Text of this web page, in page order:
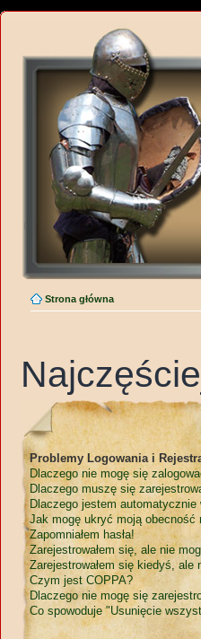
Strona główna
Problemy Logowania i
Dlaczego nie mogę się
Dlaczego muszę się
Dlaczego jestem automatycznie
Jak mogę ukryć moją obecność
Zapomniałem hasła!
Zarejestrowałem się, ale nie
Zarejestrowałem się kiedyś,
Czym jest COPPA?
Dlaczego nie mogę się
Co spowoduje "Usunięcie